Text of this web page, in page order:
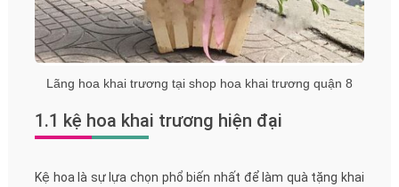
Lãng hoa khai trương tại shop hoa khai trương quận 8
1.1 kệ hoa khai trương hiện đại
Kệ hoa là sự lựa chọn phổ biến nhất để làm quà tặng khai